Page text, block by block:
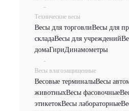
-
Технические весы
Весы для торговлиВесы для
складаВесы для учреждений
домаГириДинамометры
-
Весы влагозащищенные
Весовые терминалыВесы
животныхВесы фасовочные
этикетокВесы лабораторные